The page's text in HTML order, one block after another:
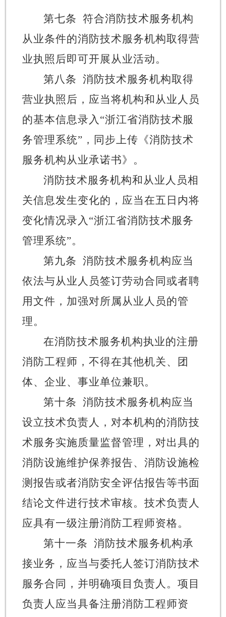
第七条 符合消防技术服务机构
从业条件的消防技术服务机构取得营
业执照后即可开展从业活动。
第八条 消防技术服务机构取得
营业执照后，应当将机构和从业人员
的基本信息录入 “浙江省消防技术服
务管理系统” ，同步上传《消防技术
服务机构从业承诺书》。
消防技术服务机构和从业人员相
关信息发生变化的，应当在五日内将
变化情况录入 “浙江省消防技术服务
管理系统”。
第九条 消防技术服务机构应当
依法与从业人员签订劳动合同或者聘
用文件，加强对所属从业人员的管
理。
在消防技术服务机构执业的注册
消防工程师，不得在其他机关、团
体、企业、事业单位兼职。
第十条 消防技术服务机构应当
设立技术负责人，对本机构的消防技
术服务实施质量监督管理，对出具的
消防设施维护保养报告、消防设施检
测报告或者消防安全评估报告等书面
结论文件进行技术审核。技术负责人
应具有一级注册消防工程师资格。
第十一条 消防技术服务机构承
接业务，应当与委托人签订消防技术
服务合同，并明确项目负责人。项目
负责人应当具备注册消防工程师资